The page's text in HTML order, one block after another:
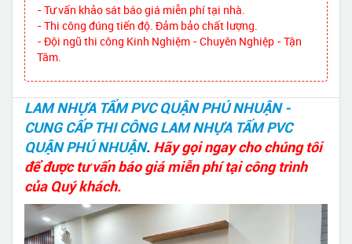
- Tư vấn khảo sát báo giá miễn phí tại nhà.
- Thi công đúng tiến độ. Đảm bảo chất lượng.
- Đội ngũ thi công Kinh Nghiệm - Chuyên Nghiệp - Tận
Tâm.
LAM NHỰA TẤM PVC QUẬN PHÚ NHUẬN -
CUNG CẤP THI CÔNG LAM NHỰA TẤM PVC
QUẬN PHÚ NHUẬN. Hãy gọi ngay cho chúng tôi
để được tư vấn báo giá miễn phí tại công trình
của Quý khách.